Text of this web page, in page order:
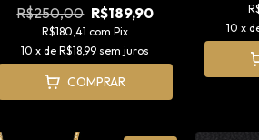
R$250,00 R$189,90
R$180,41 com Pix
10 x deR$18,99 sem juros
COMPRAR
10 x